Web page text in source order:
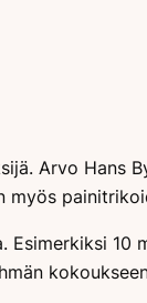
Arvo Hans
myös
Esimerkiksi 10